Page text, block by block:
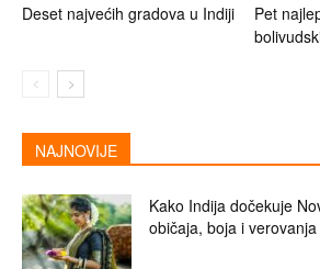
Deset najvećih gradova u Indiji
Pet
NAJNOVIJE
Kako Indija dočekuje
običaja, boja i verovanja